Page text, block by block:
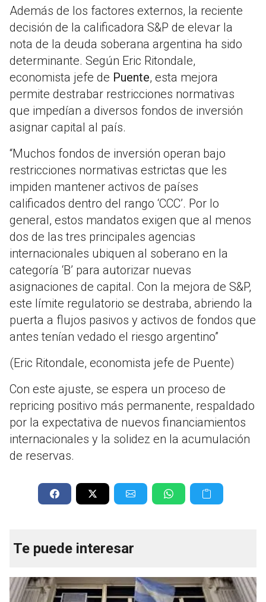
Además de los factores externos, la reciente
decisión de la calificadora S&P de elevar la
nota de la deuda soberana argentina ha sido
determinante. Según Eric Ritondale,
economista jefe de Puente, esta mejora
permite destrabar restricciones normativas
que impedían a diversos fondos de inversión
asignar capital al país.
“Muchos fondos de inversión operan bajo
restricciones normativas estrictas que les
impiden mantener activos de países
calificados dentro del rango ‘CCC’. Por lo
general, estos mandatos exigen que al menos
dos de las tres principales agencias
internacionales ubiquen al soberano en la
categoría ‘B’ para autorizar nuevas
asignaciones de capital. Con la mejora de S&P,
este límite regulatorio se destraba, abriendo la
puerta a flujos pasivos y activos de fondos que
antes tenían vedado el riesgo argentino”
(Eric Ritondale, economista jefe de Puente)
Con este ajuste, se espera un proceso de
repricing positivo más permanente, respaldado
por la expectativa de nuevos financiamientos
internacionales y la solidez en la acumulación
de reservas.
Te puede interesar